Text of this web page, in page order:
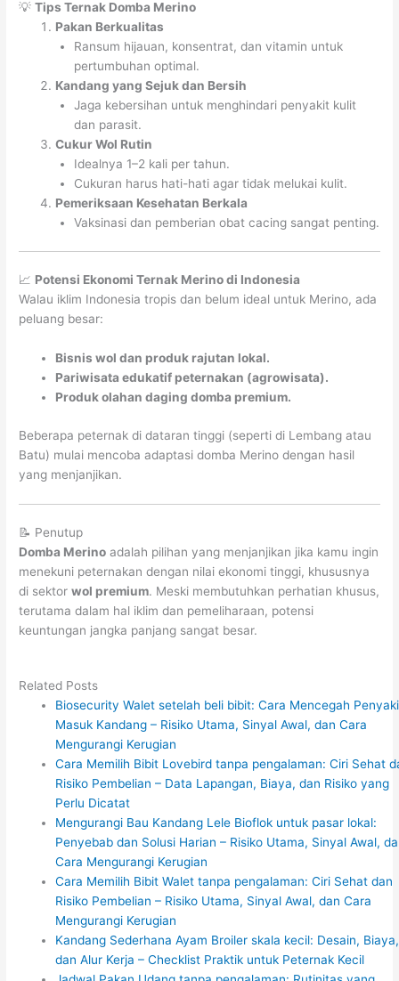
💡Tips Ternak Domba Merino
Pakan Berkualitas
Ransum hijauan, konsentrat, dan vitamin untuk
pertumbuhan optimal.
Kandang yang Sejuk dan Bersih
Jaga kebersihan untuk menghindari penyakit kulit
dan parasit.
Cukur Wol Rutin
Idealnya 1–2 kali per tahun.
Cukuran harus hati-hati agar tidak melukai kulit.
Pemeriksaan Kesehatan Berkala
Vaksinasi dan pemberian obat cacing sangat penting.
📈 Potensi Ekonomi Ternak Merino di Indonesia
Walau iklim Indonesia tropis dan belum ideal untuk Merino, ada
peluang besar:
Bisnis wol dan produk rajutan lokal.
Pariwisata edukatif peternakan (agrowisata).
Produk olahan daging domba premium.
Beberapa peternak di dataran tinggi (seperti di Lembang atau
Batu) mulai mencoba adaptasi domba Merino dengan hasil
yang menjanjikan.
📝 Penutup
Domba Merino adalah pilihan yang menjanjikan jika kamu ingin
menekuni peternakan dengan nilai ekonomi tinggi, khususnya
di sektorwol premium. Meski membutuhkan perhatian khusus,
terutama dalam hal iklim dan pemeliharaan, potensi
keuntungan jangka panjang sangat besar.
Related Posts
Biosecurity Walet setelah beli bibit: Cara Mencegah
Masuk Kandang – Risiko Utama, Sinyal Awal, dan Cara
Mengurangi Kerugian
Cara Memilih Bibit Lovebird tanpa pengalaman: Ciri Sehat
Risiko Pembelian – Data Lapangan, Biaya, dan Risiko yang
Perlu Dicatat
Mengurangi Bau Kandang Lele Bioflok untuk pasar lokal:
Penyebab dan Solusi Harian – Risiko Utama, Sinyal Awal,
Cara Mengurangi Kerugian
Cara Memilih Bibit Walet tanpa pengalaman: Ciri Sehat dan
Risiko Pembelian – Risiko Utama, Sinyal Awal, dan Cara
Mengurangi Kerugian
Kandang Sederhana Ayam Broiler skala kecil: Desain, Biaya,
dan Alur Kerja – Checklist Praktik untuk Peternak Kecil